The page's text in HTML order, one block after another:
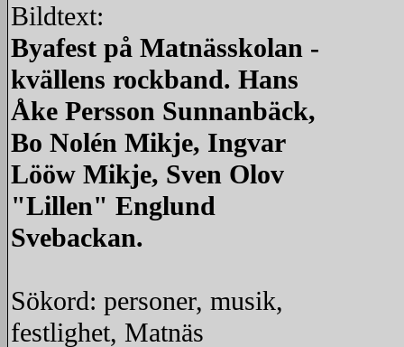
Bildtext:
Byafest på Matnässkolan -
kvällens rockband. Hans
Åke Persson Sunnanbäck,
Bo Nolén Mikje, Ingvar
Lööw Mikje, Sven Olov
"Lillen" Englund
Svebackan.
Sökord: personer, musik,
festlighet, Matnäs